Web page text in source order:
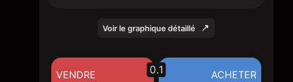
Voir le graphique détaillé
VENDRE ACHETER
0.1